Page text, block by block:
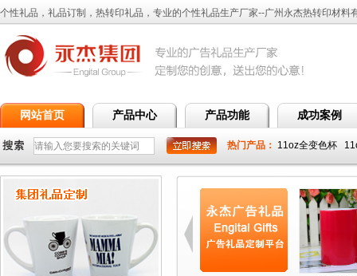
个性礼品，礼品订制，热转印礼品，专业的个性礼品生产厂家--广州永杰热转印材料
网站首页 产品中心 产品功能 成功案例
热门产品： 11oz全变色杯